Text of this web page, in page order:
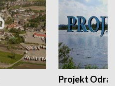
Projekt Odra